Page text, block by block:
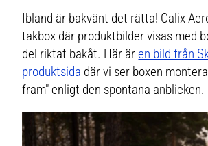
Ibland är bakvänt det rätta! Calix
takbox där produktbilder visas med
del riktat bakåt. Här ären bild från
produktsida där vi ser boxen
fram" enligt den spontana anblicken.